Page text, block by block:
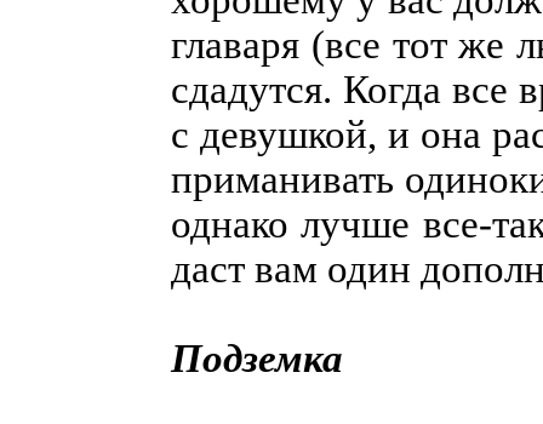
главаря (все тот же
сдадутся. Когда все
с девушкой, и она
приманивать
однако лучше все-
даст вам один
Подземка